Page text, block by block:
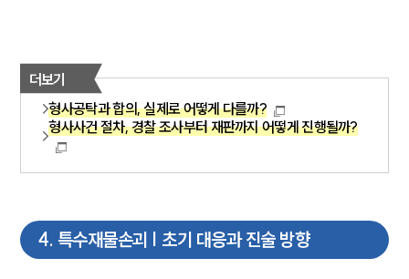
법률지식인
형사소송·상담후기
전체
더보기
형사공탁과 합의, 실제로 어떻게 다를까?
형사사건 절차, 경찰 조사부터 재판까지 어떻게 진행될까?
4. 특수재물손괴 | 초기 대응과 진술 방향